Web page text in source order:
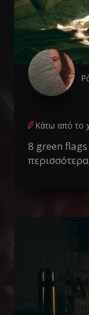
Κάτω από το
8 green flags